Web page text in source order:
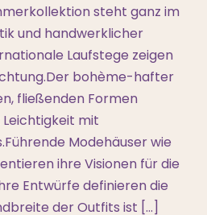
steht ganz im
und handwerklicher
Laufstege zeigen
bohème-hafter
fließenden Formen
mit
Modehäuser wie
ihre Visionen für die
Entwürfe definieren die
der Outfits ist […]